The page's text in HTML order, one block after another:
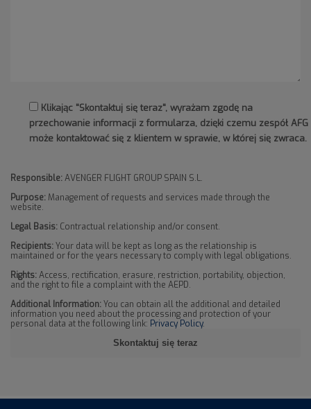
Klikając "Skontaktuj się teraz", wyrażam zgodę na
przechowanie informacji z formularza, dzięki czemu zespół AFG
może kontaktować się z klientem w sprawie, w której się zwraca.
Responsible:AVENGER FLIGHT GROUP SPAIN S.L.
Purpose: Management of requests and services made through the
website.
Legal Basis: Contractual relationship and/or consent.
Recipients:Your data will be kept as long as the relationship is
maintained or for the years necessary to comply with legal obligations.
Rights:Access, rectification, erasure, restriction, portability, objection,
and the right to file a complaint with the AEPD.
Additional Information:You can obtain all the additional and detailed
information you need about the processing and protection of your
personal data at the following link: Privacy Policy.